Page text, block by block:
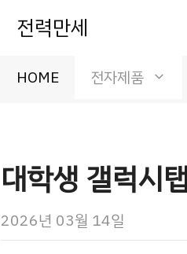
전력만세
HOME 전자제품
대학생 갤럭시
2026년 03월 14일